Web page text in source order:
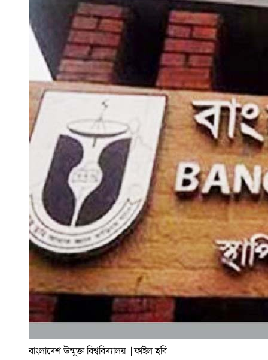
বাংলাদেশ উন্মুক্ত বিশ্ববিদ্যালয় |ফাইল ছবি